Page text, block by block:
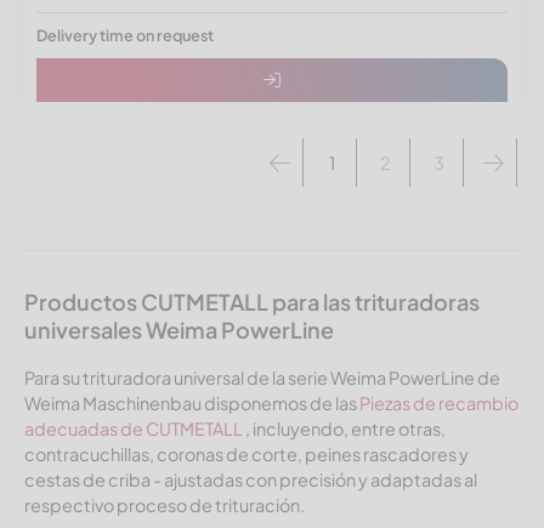
Delivery time on request
1 2 3
Productos CUTMETALL para las trituradoras
universales Weima PowerLine
Para su trituradora universal de la serie Weima PowerLine de
Weima Maschinenbau disponemos de lasPiezas de recambio
adecuadas de CUTMETALL
, incluyendo, entre otras,
contracuchillas, coronas de corte, peines rascadores y
cestas de criba - ajustadas con precisión y adaptadas al
respectivo proceso de trituración.